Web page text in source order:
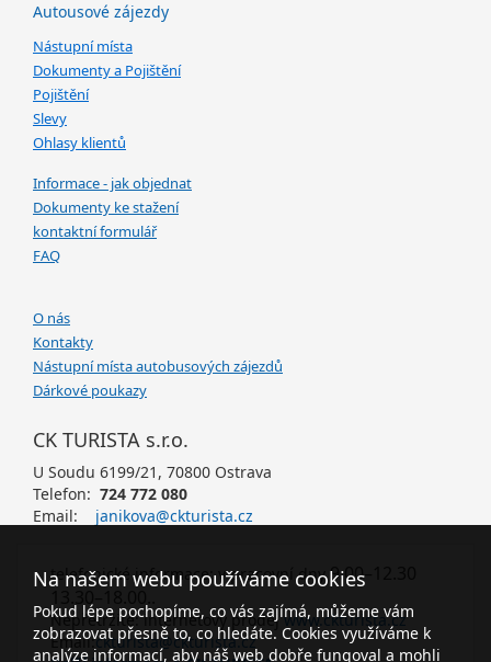
Autousové zájezdy
Nástupní místa
Dokumenty a Pojištění
Pojištění
Slevy
Ohlasy klientů
Informace - jak objednat
Dokumenty ke stažení
kontaktní formulář
FAQ
O nás
Kontakty
Nástupní místa autobusových zájezdů
Dárkové poukazy
CK TURISTA s.r.o.
U Soudu 6199/21, 70800 Ostrava
Telefon: 724 772 080
Email: janikova@ckturista.cz
telefonické informace: v pracovní dny9.00–12.30
Nepřetržitě: internetový prodejwww.ckturista.cz
Email:ckturista@ckturista.cz
Na našem webu používáme cookies
Pokud lépe pochopíme, co vás zajímá, můžeme vám
zobrazovat přesně to, co hledáte. Cookies využíváme k
analýze informací, aby náš web dobře fungoval a mohli